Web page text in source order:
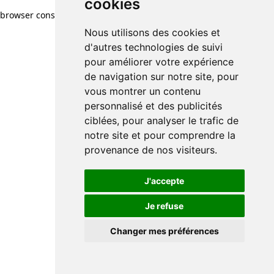
cookies
Nous utilisons des cookies et
d'autres technologies de suivi
pour améliorer votre expérience
de navigation sur notre site, pour
vous montrer un contenu
personnalisé et des publicités
ciblées, pour analyser le trafic de
notre site et pour comprendre la
provenance de nos visiteurs.
J'accepte
Je refuse
Changer mes préférences
browser console for more information)